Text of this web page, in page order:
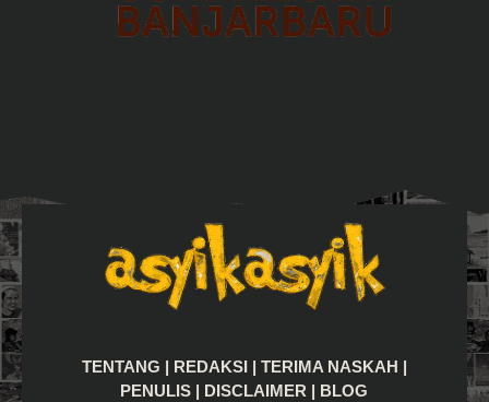
TENTANG REDAKSI TERIMA NASKAH
PENULIS
DISCLAIMER BLOG